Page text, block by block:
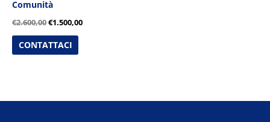
Comunità
€2.600,00€1.500,00
CONTATTACI